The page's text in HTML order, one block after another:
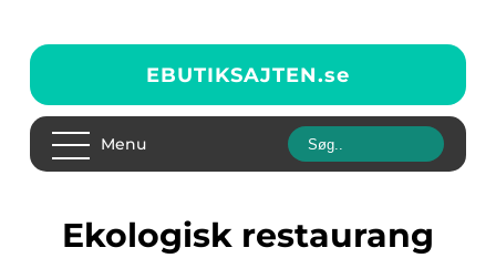
EBUTIKSAJTEN.se
Menu
ekologisk restaurang